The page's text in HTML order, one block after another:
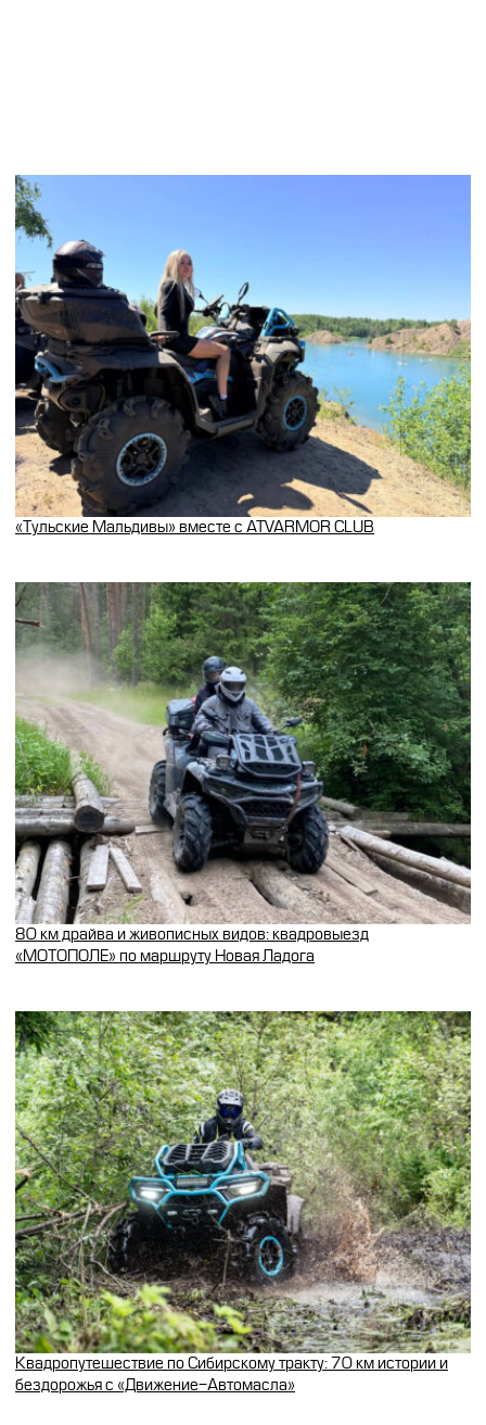
«Тульские Мальдивы» вместе с ATVARMOR CLUB
80 км драйва и живописных видов: квадровыезд
«МОТОПОЛЕ» по маршруту Новая Ладога
Квадропутешествие по Сибирскому тракту: 70 км истории и
бездорожья с «Движение-Автомасла»